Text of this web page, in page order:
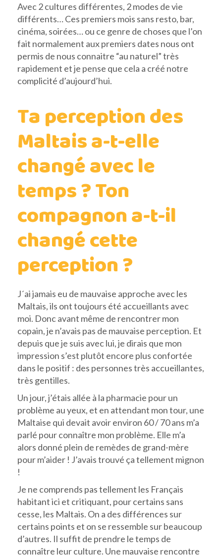
Avec 2 cultures différentes, 2 modes de vie
différents… Ces premiers mois sans resto, bar,
cinéma, soirées… ou ce genre de choses que l’on
fait normalement aux premiers dates nous ont
permis de nous connaitre “au naturel” très
rapidement et je pense que cela a créé notre
complicité d’aujourd’hui.
Ta perception des
Maltais a-t-elle
changé avec le
temps ? Ton
compagnon a-t-il
changé cette
perception ?
J´ai jamais eu de mauvaise approche avec les
Maltais, ils ont toujours été accueillants avec
moi. Donc avant même de rencontrer mon
copain, je n’avais pas de mauvaise perception. Et
depuis que je suis avec lui, je dirais que mon
impression s’est plutôt encore plus confortée
dans le positif : des personnes très accueillantes,
très gentilles.
Un jour, j’étais allée à la pharmacie pour un
problème au yeux, et en attendant mon tour, une
Maltaise qui devait avoir environ 60 / 70 ans m’a
parlé pour connaître mon problème. Elle m’a
alors donné plein de remèdes de grand-mère
pour m’aider ! J’avais trouvé ça tellement mignon
!
Je ne comprends pas tellement les Français
habitant ici et critiquant, pour certains sans
cesse, les Maltais. On a des différences sur
certains points et on se ressemble sur beaucoup
d’autres. Il suffit de prendre le temps de
connaître leur culture. Une mauvaise rencontre